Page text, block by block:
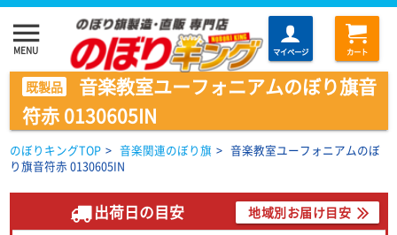
menu
MENU マイページ カート
既製品
音楽教室ユーフォニアムのぼり旗音
符赤 0130605IN
のぼりキングTOP > 音楽関連のぼり旗 > 音楽教室ユーフォニアムのぼ
り旗音符赤 0130605IN
出荷日の目安 地域別お届け目安